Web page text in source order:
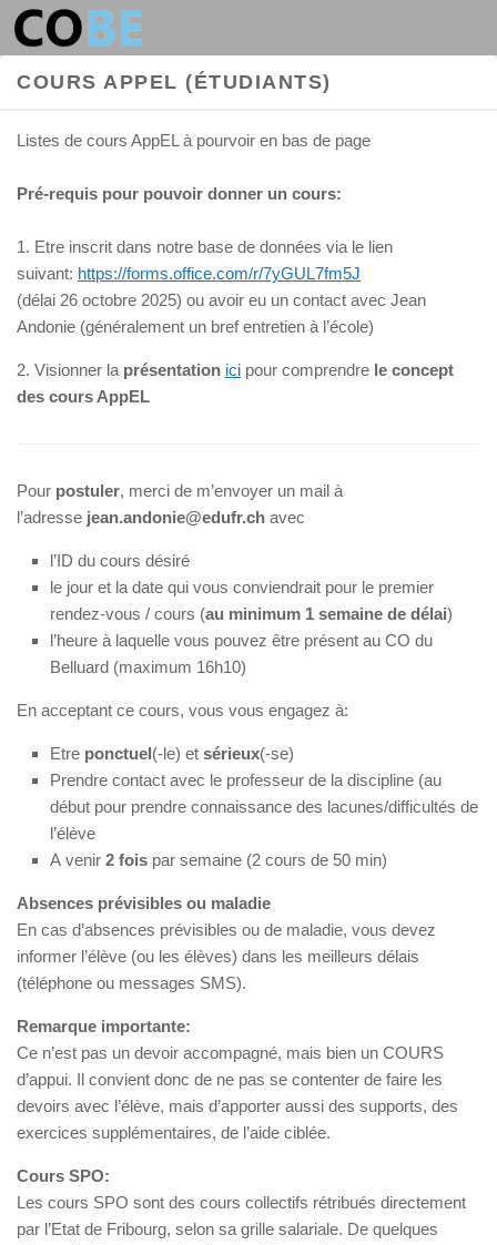
Au dessous du contenu
COURS APPEL (ÉTUDIANTS)
Listes de cours AppEL à pourvoir en bas de page
Pré-requis pour pouvoir donner un cours:
1. Etre inscrit dans notre base de données via le lien
suivant: https://forms.office.com/r/7yGUL7fm5J
(délai 26 octobre 2025) ou avoir eu un contact avec Jean
Andonie (généralement un bref entretien à l’école)
2. Visionner la présentation ici pour comprendre le concept
des cours AppEL
Pour postuler, merci de m’envoyer un mail à
l’adresse jean.andonie@edufr.ch avec
l’ID du cours désiré
le jour et la date qui vous conviendrait pour le premier
rendez-vous / cours (au minimum 1 semaine de délai)
l’heure à laquelle vous pouvez être présent au CO du
Belluard (maximum 16h10)
En acceptant ce cours, vous vous engagez à:
Etre ponctuel(-le) et sérieux(-se)
Prendre contact avec le professeur de la discipline (au
début pour prendre connaissance des lacunes/difficultés de
l’élève
A venir 2 fois par semaine (2 cours de 50 min)
Absences prévisibles ou maladie
En cas d’absences prévisibles ou de maladie, vous devez
informer l’élève (ou les élèves) dans les meilleurs délais
(téléphone ou messages SMS).
Remarque importante:
Ce n’est pas un devoir accompagné, mais bien un COURS
d’appui. Il convient donc de ne pas se contenter de faire les
devoirs avec l’élève, mais d’apporter aussi des supports, des
exercices supplémentaires, de l’aide ciblée.
Cours SPO:
Les cours SPO sont des cours collectifs rétribués directement
par l’Etat de Fribourg, selon sa grille salariale. De quelques